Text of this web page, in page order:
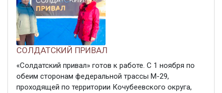
СОЛДАТСКИЙ ПРИВАЛ
«Солдатский привал» готов к работе. С 1 ноября по
обеим сторонам федеральной трассы М-29,
проходящей по территории Кочубеевского округа,